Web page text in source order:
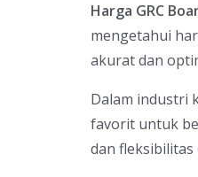
Harga GRC
mengetahui
akurat dan
Dalam industri
favorit untuk
dan fleksibilitas